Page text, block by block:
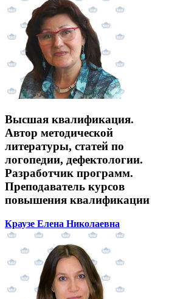
Высшая квалификация.
Автор методической
литературы, статей по
логопедии, дефектологии.
Разработчик программ.
Преподаватель курсов
повышения квалификации
Краузе Елена Николаевна